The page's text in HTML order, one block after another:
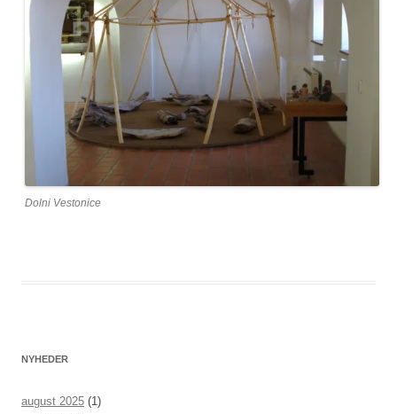
Dolni Vestonice
NYHEDER
august 2025 (1)